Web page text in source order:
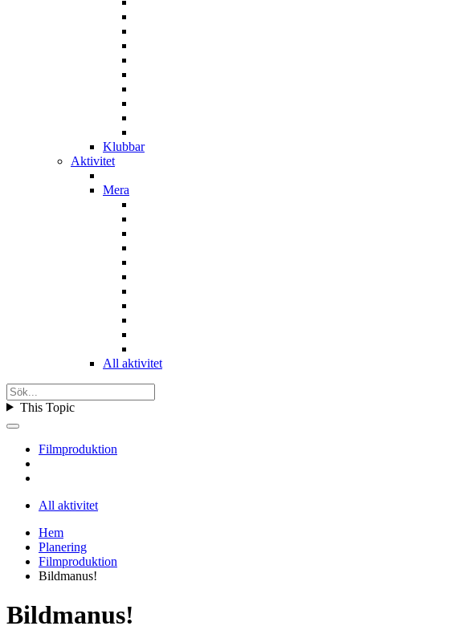
Klubbar
Aktivitet
Mera
All aktivitet
This Topic
Filmproduktion
All aktivitet
Hem
Planering
Filmproduktion
Bildmanus!
Bildmanus!